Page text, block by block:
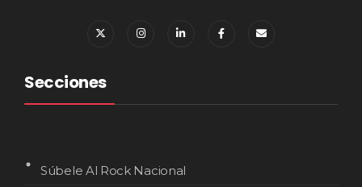
Secciones
Súbele Al Rock Nacional